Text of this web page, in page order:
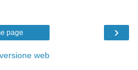
›
page
web